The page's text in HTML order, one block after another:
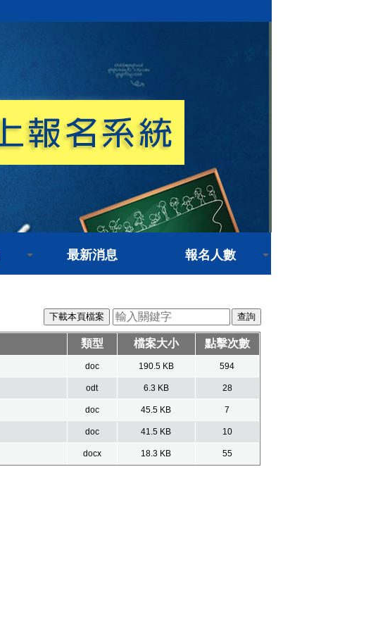
最新消息 報名人數
下載本頁檔案
類型 檔案大小 點擊次數
doc 190.5 KB 594
odt 6.3 KB 28
doc 45.5 KB 7
doc 41.5 KB 10
docx 18.3 KB 55